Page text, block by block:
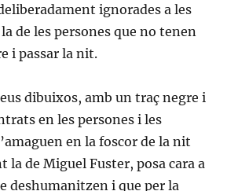
ignorades a les
de les persones que no tenen
i passar la nit.
dibuixos, amb un traç negre i
en les persones i les
en la foscor de la nit
la de Miguel Fuster, posa cara a
deshumanitzen i que per la